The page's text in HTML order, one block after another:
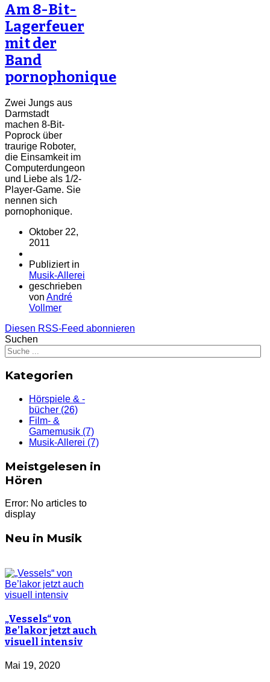
Am 8-Bit-
Lagerfeuer
mit der
Band
pornophonique
Zwei Jungs aus
Darmstadt
machen 8-Bit-
Poprock über
traurige Roboter,
die Einsamkeit im
Computerdungeon
und Liebe als 1/2-
Player-Game. Sie
nennen sich
pornophonique.
Oktober 22,
2011
Publiziert in
Musik-Allerei
geschrieben
von André
Vollmer
Diesen RSS-Feed abonnieren
Suchen
Kategorien
Hörspiele & -
bücher (26)
Film- &
Gamemusik (7)
Musik-Allerei (7)
Meistgelesen in
Hören
Error: No articles to
display
Neu in Musik
„Vessels“ von
Be’lakor jetzt auch
visuell intensiv
Mai 19, 2020